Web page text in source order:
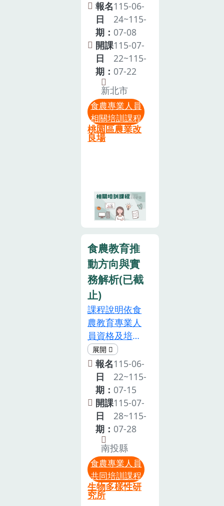
具備申請資
格。(五)臺南
市學校教職員
請自行備妥相
關文件，檢送
農業部申請食
農教育專業人
員認證，審件
規費可函文至
臺南市政府教
育局另案申請
人員請全程參
與，如不克參
加或未能全程
通知本場，俾
便安排候補事
宜；如未請假
而未到者，將
影響後續上課
機會。(七)課
程名額有限，
主辦單位將依
報名者資格及
所在區域(以雲
嘉南地區優先)
等條件進行篩
選；如額滿則
提前關閉報
名。(八)如遇
颱風等天然災
害，當日臺南
市不上班，則
本研習取消，
辦理日期另行
3.報名截止
後，主辦單位
將於115年7月
15日 (星期三)
以電子郵件寄
送錄取通知。
4.若錄取後無
法參與，請盡
早於本系統進
行”取消報名”
作業，以免影
源，參訓人員
請全程參與，
如不克參加或
與，請提前通
知本場，俾利
安排候補事
宜。6.如遇颱
風等天然災
害，當日花蓮
縣停班課，本
課程則同步取
消，後續辦理
日期將另行通
知。
良場三、培訓
日期：115 年
7 月 29 日(星
期三) 上午
08:30-下午
16:30四、培
訓地點：桃園
區農業改良場
樹林分場 2 樓
大禮堂（地
址：新北市樹
象：執行食農
教育業務工作
之各級學校專
教師、營養
師、幹事或相
關業務組長，
每場名額 30
人(額滿為
止)。六、課程
內容1.本次培
訓課程旨在培
養食農教育推
廣的農作基礎
知能與技能，
課程表如后。
2.培訓班需全
程參與課程，
並核予相關培
訓時數6小
時。注意事項
1. 請務必全程
參與課程，結
訓後於「食農
校園環境建置
食農教育作物
耕作體驗場
域，發展符合
各校特色及需
求的學生教學
方案。本場為
協助校園規劃
食農場域管理
應用，提高學
校在農業教育
農活動場域導
入農作管理技
學習方法，期
能提高學校師
生農業生產與
安全教學執行
成效，並透過
農業界與教育
界的相互學
習，提升食農
教育觀念及實
務操作的能
力。二、主辦
單位：農業部
桃園區農業改
良場三、培訓
日期：115 年
7 月 22 日(星
期三) 上午
08:30-下午
16:30四、培
訓地點：桃園
報名
日
期：
115-06-
24~115-
07-08
開課
日
期：
115-07-
22~115-
07-22
新北市
食農專業人員
相關培訓課程
桃園區農業改
良場
食農教育推
動方向與實
務解析(已截
止)
課程說明依食
農教育專業人
員資格及培訓
辦法第三條至
第五條規定，
申請認可成為
食農教育專業
人員，除應具
備各條所定資
格外，並應於
申請日前二年
內，參與中央
主管機關指定
之食農教育專
業人員相關培
報名
日
期：
115-06-
22~115-
07-15
開課
日
期：
115-07-
28~115-
07-28
南投縣
食農專業人員
共同培訓課程
生物多樣性研
究所